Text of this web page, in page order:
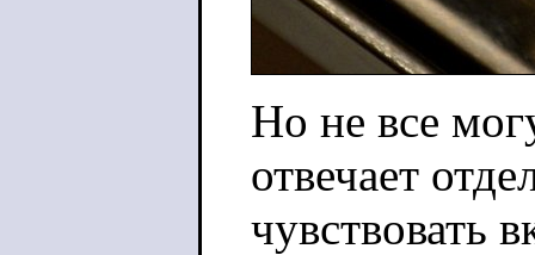
Но не все
отвечает
чувствовать